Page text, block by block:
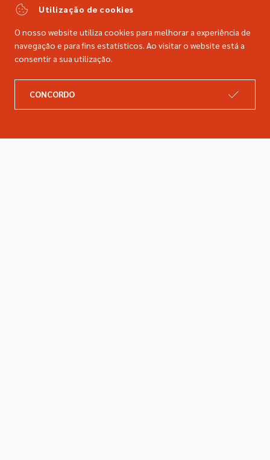
comercial@dimacer.com
Catálogo
Utilização de cookies
O nosso website utiliza cookies para melhorar a experiência de
navegação e para fins estatísticos. Ao visitar o website está a
consentir a sua utilização.
CONCORDO